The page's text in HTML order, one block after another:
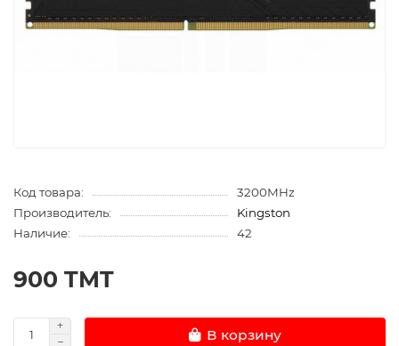
Код товара:
3200MHz
Производитель:
Kingston
Наличие:
42
900 TMT
В корзину